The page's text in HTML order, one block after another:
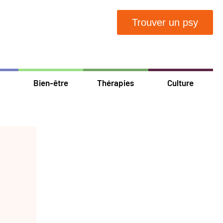
Trouver un psy
Bien-être Thérapies Culture